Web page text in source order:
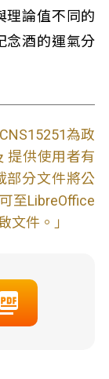
理論值不同的
念酒的運氣分
為政
提供使用者有
部分文件將公
至LibreOffice
文件。」